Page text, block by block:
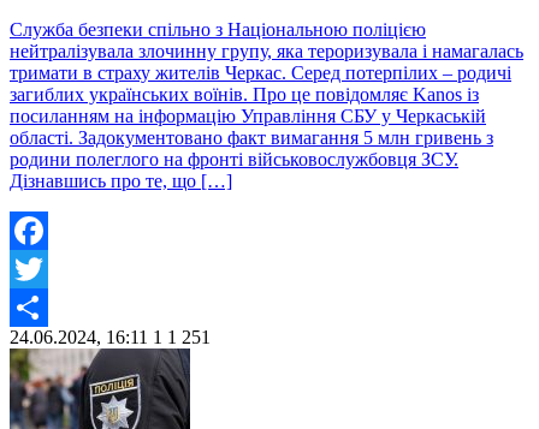
Служба безпеки спільно з Національною поліцією
нейтралізувала злочинну групу, яка тероризувала і намагалась
тримати в страху жителів Черкас. Серед потерпілих – родичі
загиблих українських воїнів. Про це повідомляє Kanos із
посиланням на інформацію Управління СБУ у Черкаській
області. Задокументовано факт вимагання 5 млн гривень з
родини полеглого на фронті військовослужбовця ЗСУ.
Дізнавшись про те, що […]
Facebook
Twitter
Share
24.06.2024, 16:11 1 1 251